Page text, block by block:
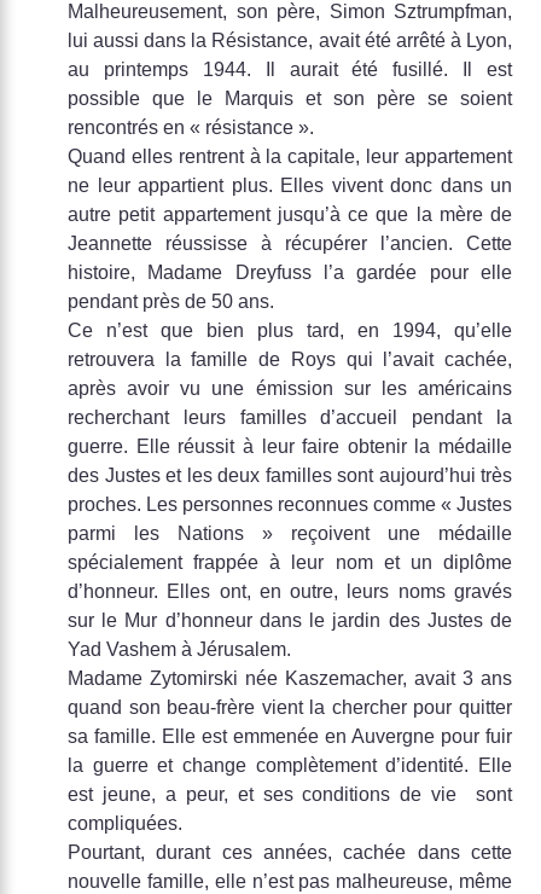
Malheureusement, son père, Simon Sztrumpfman,
lui aussi dans la Résistance, avait été arrêté à Lyon,
au printemps 1944. Il aurait été fusillé. Il est
possible que le Marquis et son père se soient
rencontrés en « résistance ».
Quand elles rentrent à la capitale, leur appartement
ne leur appartient plus. Elles vivent donc dans un
autre petit appartement jusqu’à ce que la mère de
Jeannette réussisse à récupérer l’ancien. Cette
histoire, Madame Dreyfuss l’a gardée pour elle
pendant près de 50 ans.
Ce n’est que bien plus tard, en 1994, qu’elle
retrouvera la famille de Roys qui l’avait cachée,
après avoir vu une émission sur les américains
recherchant leurs familles d’accueil pendant la
guerre. Elle réussit à leur faire obtenir la médaille
des Justes et les deux familles sont aujourd’hui très
proches. Les personnes reconnues comme « Justes
parmi les Nations » reçoivent une médaille
spécialement frappée à leur nom et un diplôme
d’honneur. Elles ont, en outre, leurs noms gravés
sur le Mur d’honneur dans le jardin des Justes de
Yad Vashem à Jérusalem.
Madame Zytomirski née Kaszemacher, avait 3 ans
quand son beau-frère vient la chercher pour quitter
sa famille. Elle est emmenée en Auvergne pour fuir
la guerre et change complètement d’identité. Elle
est jeune, a peur, et ses conditions de vie sont
compliquées.
Pourtant, durant ces années, cachée dans cette
nouvelle famille, elle n’est pas malheureuse, même